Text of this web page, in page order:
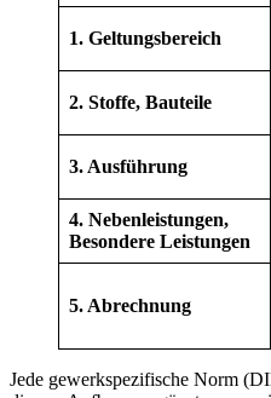
1. Geltungsbereich
2. Stoffe, Bauteile
3. Ausführung
4. Nebenleistungen,
Besondere Leistungen
5. Abrechnung
Jede gewerkspezifische Norm